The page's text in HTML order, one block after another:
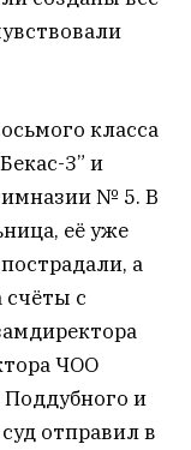
класса
3” и
№ 5. В
её уже
а
счёты с
ЧОО
Поддубного и
отправил в